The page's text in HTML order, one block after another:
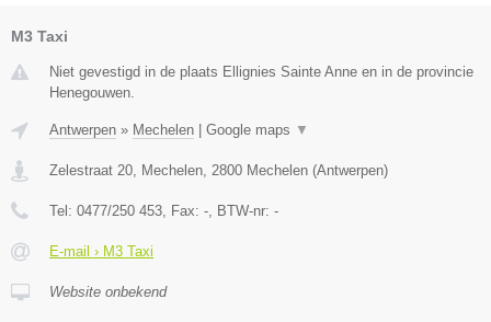
M3 Taxi
Niet gevestigd in de plaats Ellignies Sainte Anne en in de provincie
Henegouwen.
Antwerpen » Mechelen Google maps ▼
Zelestraat 20, Mechelen, 2800 Mechelen (Antwerpen)
Tel: 0477/250 453, Fax: -, BTW-nr: -
E-mail › M3 Taxi
Website onbekend